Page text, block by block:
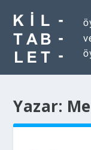
Yazar: